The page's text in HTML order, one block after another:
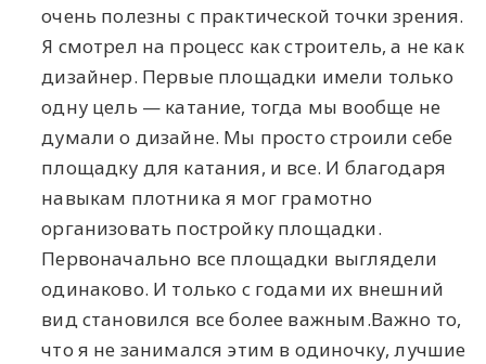
очень полезны с практической точки зрения.
Я смотрел на процесс как строитель, а не как
дизайнер. Первые площадки имели только
одну цель — катание, тогда мы вообще не
думали о дизайне. Мы просто строили себе
площадку для катания, и все. И благодаря
навыкам плотника я мог грамотно
организовать постройку площадки.
Первоначально все площадки выглядели
одинаково. И только с годами их внешний
вид становился все более важным.Важно то,
что я не занимался этим в одиночку, лучшие